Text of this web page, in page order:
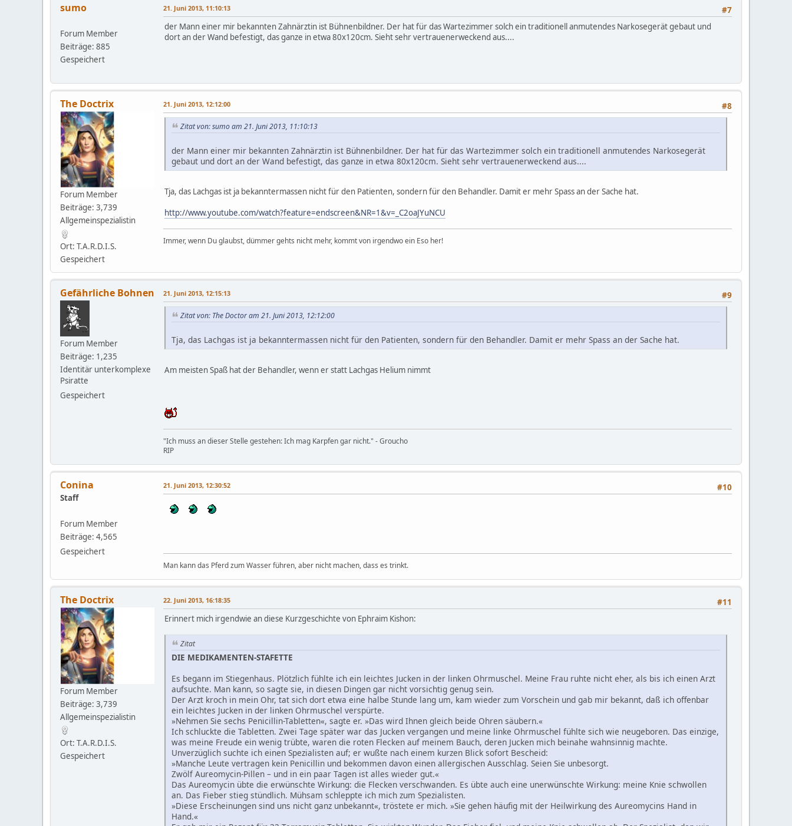
sumo
Forum Member
Beiträge: 885
Gespeichert
#7
21. Juni 2013, 11:10:13
der Mann einer mir bekannten Zahnärztin ist Bühnenbildner. Der hat für das Wartezimmer solch ein traditionell anmutendes Narkosegerät gebaut und
dort an der Wand befestigt, das ganze in etwa 80x120cm. Sieht sehr vertrauenerweckend aus....
The Doctrix
Forum Member
Beiträge: 3,739
Allgemeinspezialistin
Ort: T.A.R.D.I.S.
Gespeichert
#8
21. Juni 2013, 12:12:00
Zitat von: sumo am 21. Juni 2013, 11:10:13
der Mann einer mir bekannten Zahnärztin ist Bühnenbildner. Der hat für das Wartezimmer solch ein traditionell anmutendes Narkosegerät
gebaut und dort an der Wand befestigt, das ganze in etwa 80x120cm. Sieht sehr vertrauenerweckend aus....
Tja, das Lachgas ist ja bekanntermassen nicht für den Patienten, sondern für den Behandler. Damit er mehr Spass an der Sache hat.
http://www.youtube.com/watch?feature=endscreen&NR=1&v=_C2oaJYuNCU
Immer, wenn Du glaubst, dümmer gehts nicht mehr, kommt von irgendwo ein Eso her!
Gefährliche Bohnen
Forum Member
Beiträge: 1,235
Identitär unterkomplexe
Psiratte
Gespeichert
#9
21. Juni 2013, 12:15:13
Zitat von: The Doctor am 21. Juni 2013, 12:12:00
Tja, das Lachgas ist ja bekanntermassen nicht für den Patienten, sondern für den Behandler. Damit er mehr Spass an der Sache hat.
Am meisten Spaß hat der Behandler, wenn er statt Lachgas Helium nimmt
"Ich muss an dieser Stelle gestehen: Ich mag Karpfen gar nicht." - Groucho
RIP
Conina
Staff
Forum Member
Beiträge: 4,565
Gespeichert
#10
21. Juni 2013, 12:30:52
Man kann das Pferd zum Wasser führen, aber nicht machen, dass es trinkt.
The Doctrix
Forum Member
Beiträge: 3,739
Allgemeinspezialistin
Ort: T.A.R.D.I.S.
Gespeichert
#11
22. Juni 2013, 16:18:35
Erinnert mich irgendwie an diese Kurzgeschichte von Ephraim Kishon:
Zitat
DIE MEDIKAMENTEN-STAFETTE
Es begann im Stiegenhaus. Plötzlich fühlte ich ein leichtes Jucken in der linken Ohrmuschel. Meine Frau ruhte nicht eher, als bis ich einen Arzt
aufsuchte. Man kann, so sagte sie, in diesen Dingen gar nicht vorsichtig genug sein.
Der Arzt kroch in mein Ohr, tat sich dort etwa eine halbe Stunde lang um, kam wieder zum Vorschein und gab mir bekannt, daß ich offenbar
ein leichtes Jucken in der linken Ohrmuschel verspürte.
»Nehmen Sie sechs Penicillin-Tabletten«, sagte er. »Das wird Ihnen gleich beide Ohren säubern.«
Ich schluckte die Tabletten. Zwei Tage später war das Jucken vergangen und meine linke Ohrmuschel fühlte sich wie neugeboren. Das einzige,
was meine Freude ein wenig trübte, waren die roten Flecken auf meinem Bauch, deren Jucken mich beinahe wahnsinnig machte.
Unverzüglich suchte ich einen Spezialisten auf; er wußte nach einem kurzen Blick sofort Bescheid:
»Manche Leute vertragen kein Penicillin und bekommen davon einen allergischen Ausschlag. Seien Sie unbesorgt.
Zwölf Aureomycin-Pillen – und in ein paar Tagen ist alles wieder gut.«
Das Aureomycin übte die erwünschte Wirkung: die Flecken verschwanden. Es übte auch eine unerwünschte Wirkung: meine Knie schwollen
an. Das Fieber stieg stündlich. Mühsam schleppte ich mich zum Spezialisten.
»Diese Erscheinungen sind uns nicht ganz unbekannt«, tröstete er mich. »Sie gehen häufig mit der Heilwirkung des Aureomycins Hand in
Hand.«